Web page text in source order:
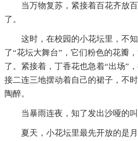
当万物复苏，紧接着百花齐放
了。
这时，在校园的小花坛里，不
了“花坛大舞台”，它们粉色的花瓣
了。紧接着，丁香花也急着“出场”
接二连三地摆动着自己的裙子，不
陶醉。
当暴雨连夜，知了发出沙哑的
夏天，小花坛里最先开放的是